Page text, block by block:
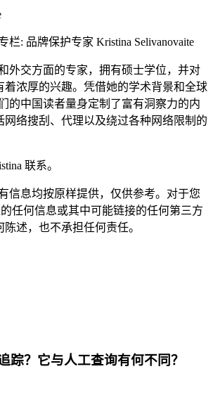
栏: 品牌保护专家 Kristina Selivanovaite
外交方面的专家，拥有硕士学位，并对
着浓厚的兴趣。凭借她的学术背景和全球
的中国读者量身定制了富有洞察力的内
网络搜刮、代理以及绕过各种网络限制的
联系。
信息均按原样提供，仅供参考。对于您
任何信息或其中可能链接的任何第三方
述，也不承担任何责任。
踪？它与人工查询有何不同？